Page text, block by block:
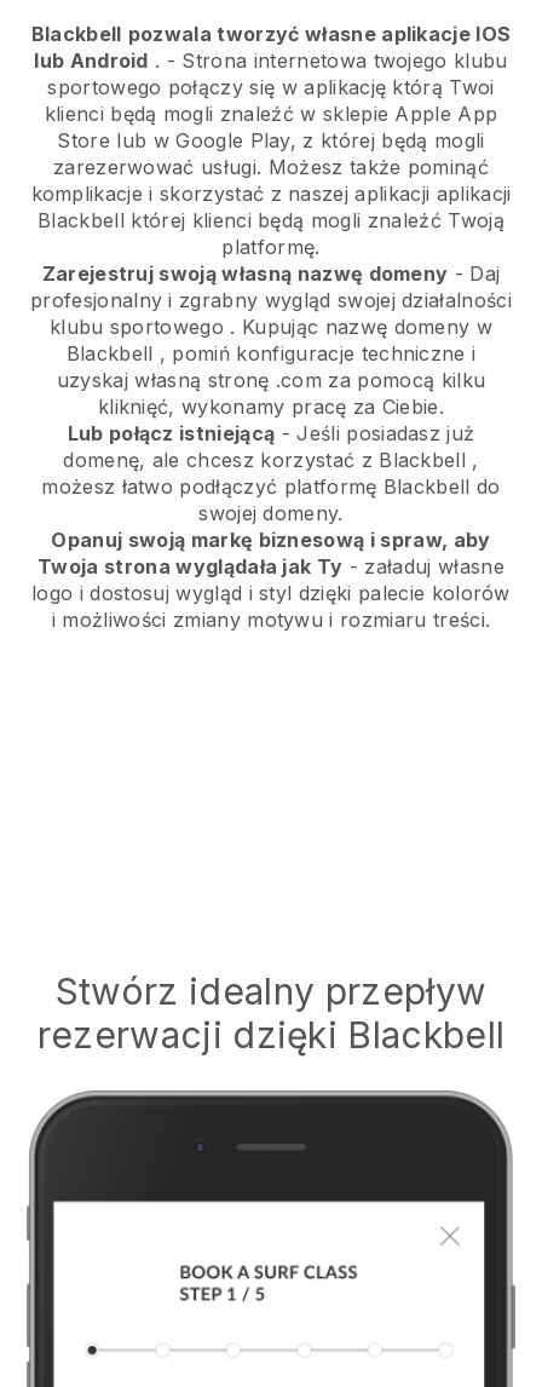
Blackbell pozwala tworzyć własne aplikacje IOS
lub Android . - Strona internetowa twojego klubu
sportowego połączy się w aplikację którą Twoi
klienci będą mogli znaleźć w sklepie Apple App
Store lub w Google Play, z której będą mogli
zarezerwować usługi. Możesz także pominąć
komplikacje i skorzystać z naszej aplikacji aplikacji
Blackbell której klienci będą mogli znaleźć Twoją
platformę.
Zarejestruj swoją własną nazwę domeny - Daj
profesjonalny i zgrabny wygląd swojej działalności
klubu sportowego . Kupując nazwę domeny w
Blackbell , pomiń konfiguracje techniczne i
uzyskaj własną stronę .com za pomocą kilku
kliknięć, wykonamy pracę za Ciebie.
Lub połącz istniejącą - Jeśli posiadasz już
domenę, ale chcesz korzystać z Blackbell ,
możesz łatwo podłączyć platformę Blackbell do
swojej domeny.
Opanuj swoją markę biznesową i spraw, aby
Twoja strona wyglądała jak Ty - załaduj własne
logo i dostosuj wygląd i styl dzięki palecie kolorów
i możliwości zmiany motywu i rozmiaru treści.
Stwórz idealny przepływ
rezerwacji dzięki Blackbell